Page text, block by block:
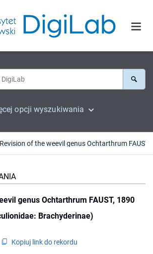
opcji wyszukiwania
genus Ochtarthrum FAUST, 1890
Brachyderinae)
Kopiuj link do rekordu